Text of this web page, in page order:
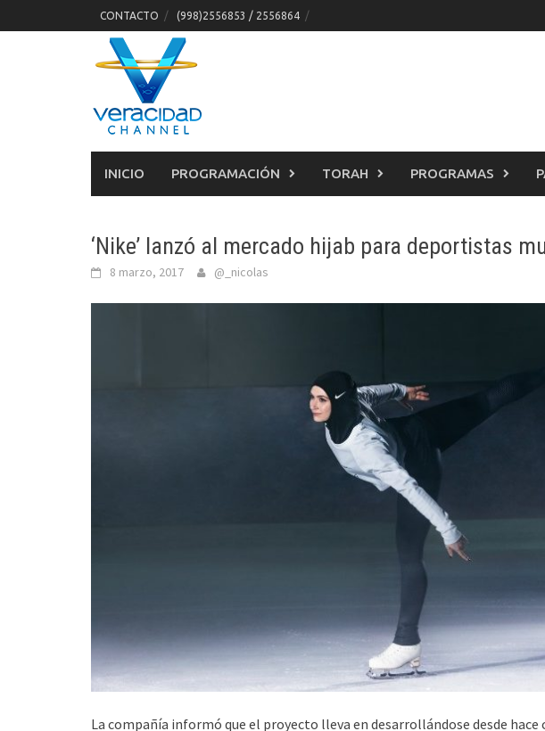
to
CONTACTO (998)2556853 / 2556864
INICIO PROGRAMACIÓN TORAH PROGRAMAS
‘Nike’ lanzó al mercado hijab para deportistas
8 marzo, 2017 @_nicolas
La compañía informó que el proyecto lleva en desarrollándose desde hace